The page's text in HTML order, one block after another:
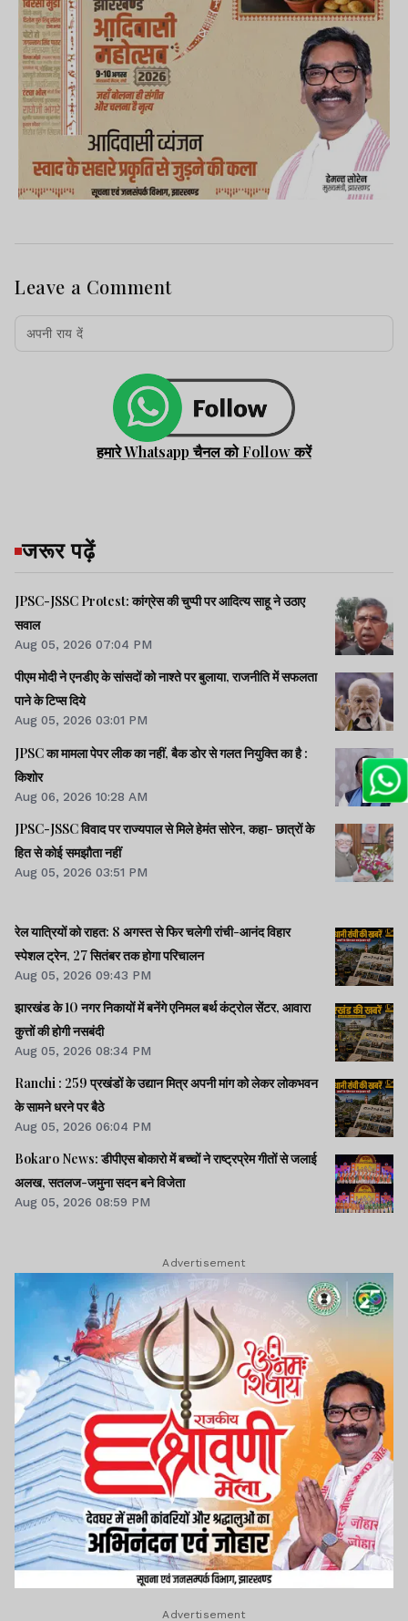
Leave a Comment
हमारे Whatsapp चैनल को Follow करें
जरूर पढ़ें
JPSC-JSSC Protest: कांग्रेस की चुप्पी पर आदित्य साहू ने उठाए
सवाल
Aug 05, 2026 07:04 PM
पीएम मोदी ने एनडीए के सांसदों को नाश्ते पर बुलाया, राजनीति में सफलता
पाने के टिप्स दिये
Aug 05, 2026 03:01 PM
JPSC का मामला पेपर लीक का नहीं, बैक डोर से गलत नियुक्ति का है :
किशोर
Aug 06, 2026 10:28 AM
JPSC-JSSC विवाद पर राज्यपाल से मिले हेमंत सोरेन, कहा- छात्रों के
हित से कोई समझौता नहीं
Aug 05, 2026 03:51 PM
रेल यात्रियों को राहत: 8 अगस्त से फिर चलेगी रांची-आनंद विहार
स्पेशल ट्रेन, 27 सितंबर तक होगा परिचालन
Aug 05, 2026 09:43 PM
झारखंड के 10 नगर निकायों में बनेंगे एनिमल बर्थ कंट्रोल सेंटर, आवारा
कुत्तों की होगी नसबंदी
Aug 05, 2026 08:34 PM
Ranchi : 259 प्रखंडों के उद्यान मित्र अपनी मांग को लेकर लोकभवन
के सामने धरने पर बैठे
Aug 05, 2026 06:04 PM
Bokaro News: डीपीएस बोकारो में बच्चों ने राष्ट्रप्रेम गीतों से जलाई
अलख, सतलज-जमुना सदन बने विजेता
Aug 05, 2026 08:59 PM
Advertisement
Advertisement